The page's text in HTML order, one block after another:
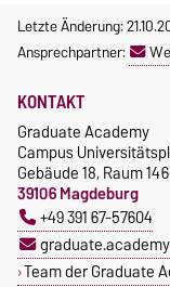
Tel.: 0391-67-57645
https://tactic.ovgu.de/
https://
/
Stabstelle
Letzte Änderung:
Ansprechpartner:
KONTAKT
Graduate Academy
Campus
Gebäude 18, Raum
39106 Magdeburg
+49 391 67-57604
Team der Graduate